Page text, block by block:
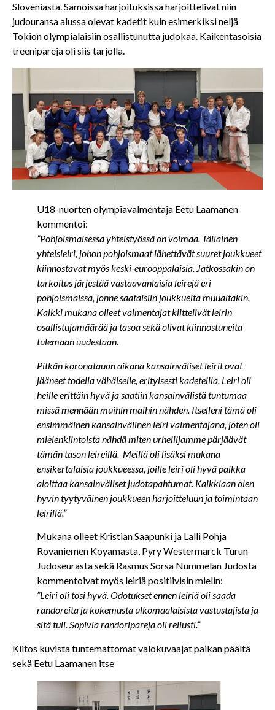
Sloveniasta. Samoissa harjoituksissa harjoittelivat niin
judouransa alussa olevat kadetit kuin esimerkiksi neljä
Tokion olympialaisiin osallistunutta judokaa. Kaikentasoisia
treenipareja oli siis tarjolla.
U18-nuorten olympiavalmentaja Eetu Laamanen
kommentoi:
”Pohjoismaisessa yhteistyössä on voimaa. Tällainen
yhteisleiri, johon pohjoismaat lähettävät suuret joukkueet
kiinnostavat myös keski-eurooppalaisia. Jatkossakin on
tarkoitus järjestää vastaavanlaisia leirejä eri
pohjoismaissa, jonne saataisiin joukkueita muualtakin.
Kaikki mukana olleet valmentajat kiittelivät leirin
osallistujamäärää ja tasoa sekä olivat kiinnostuneita
tulemaan uudestaan.
Pitkän koronatauon aikana kansainväliset leirit ovat
jääneet todella vähäiselle, erityisesti kadeteilla. Leiri oli
heille erittäin hyvä ja saatiin kansainvälistä tuntumaa
missä mennään muihin maihin nähden. Itselleni tämä oli
ensimmäinen kansainvälinen leiri valmentajana, joten oli
mielenkiintoista nähdä miten urheilijamme pärjäävät
tämän tason leireillä. Meillä oli lisäksi mukana
ensikertalaisia joukkueessa, joille leiri oli hyvä paikka
aloittaa kansainväliset judotapahtumat. Kaikkiaan olen
hyvin tyytyväinen joukkueen harjoitteluun ja toimintaan
leirillä.”
Mukana olleet Kristian Saapunki ja Lalli Pohja
Rovaniemen Koyamasta, Pyry Westermarck Turun
Judoseurasta sekä Rasmus Sorsa Nummelan Judosta
kommentoivat myös leiriä positiivisin mielin:
”Leiri oli tosi hyvä. Odotukset ennen leiriä oli saada
randoreita ja kokemusta ulkomaalaisista vastustajista ja
sitä tuli. Sopivia randoripareja oli reilusti.”
Kiitos kuvista tuntemattomat valokuvaajat paikan päältä
sekä Eetu Laamanen itse